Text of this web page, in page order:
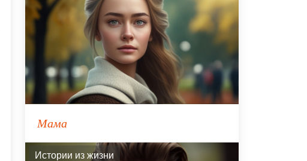
Мама
Истории из жизни